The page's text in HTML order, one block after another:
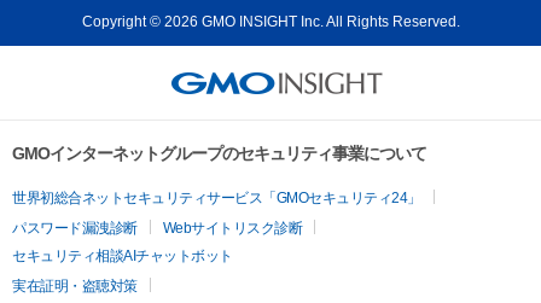
Copyright © 2026 GMO INSIGHT Inc. All Rights Reserved.
GMOインターネットグループのセキュリティ事業について
世界初総合ネットセキュリティサービス「GMOセキュリティ24」
パスワード漏洩診断
Webサイトリスク診断
セキュリティ相談AIチャットボット
実在証明・盗聴対策